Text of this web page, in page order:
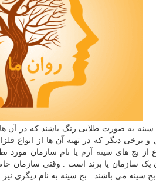
به صورت طلایی رنگ باشند که در آن ها
برخی دیگر که در تهیه آن ها از انواع
بج های سینه آرم یا نام سازمان مورد
یک سازمان یا برند است . وقتی سازمان
بج سینه می باشند . بج سینه به نام دیگری